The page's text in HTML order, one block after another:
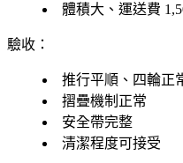
體積大、運送費
驗收 ：
推行平順、四輪正
摺疊機制正常
安全帶完整
清潔程度可接受